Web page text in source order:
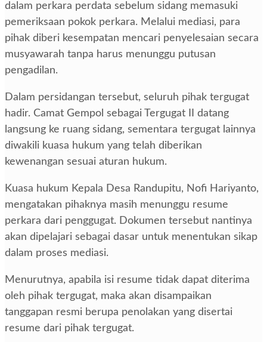
dalam perkara perdata sebelum sidang memasuki
pemeriksaan pokok perkara. Melalui mediasi, para
pihak diberi kesempatan mencari penyelesaian secara
musyawarah tanpa harus menunggu putusan
pengadilan.
Dalam persidangan tersebut, seluruh pihak tergugat
hadir. Camat Gempol sebagai Tergugat II datang
langsung ke ruang sidang, sementara tergugat lainnya
diwakili kuasa hukum yang telah diberikan
kewenangan sesuai aturan hukum.
Kuasa hukum Kepala Desa Randupitu, Nofi Hariyanto,
mengatakan pihaknya masih menunggu resume
perkara dari penggugat. Dokumen tersebut nantinya
akan dipelajari sebagai dasar untuk menentukan sikap
dalam proses mediasi.
Menurutnya, apabila isi resume tidak dapat diterima
oleh pihak tergugat, maka akan disampaikan
tanggapan resmi berupa penolakan yang disertai
resume dari pihak tergugat.